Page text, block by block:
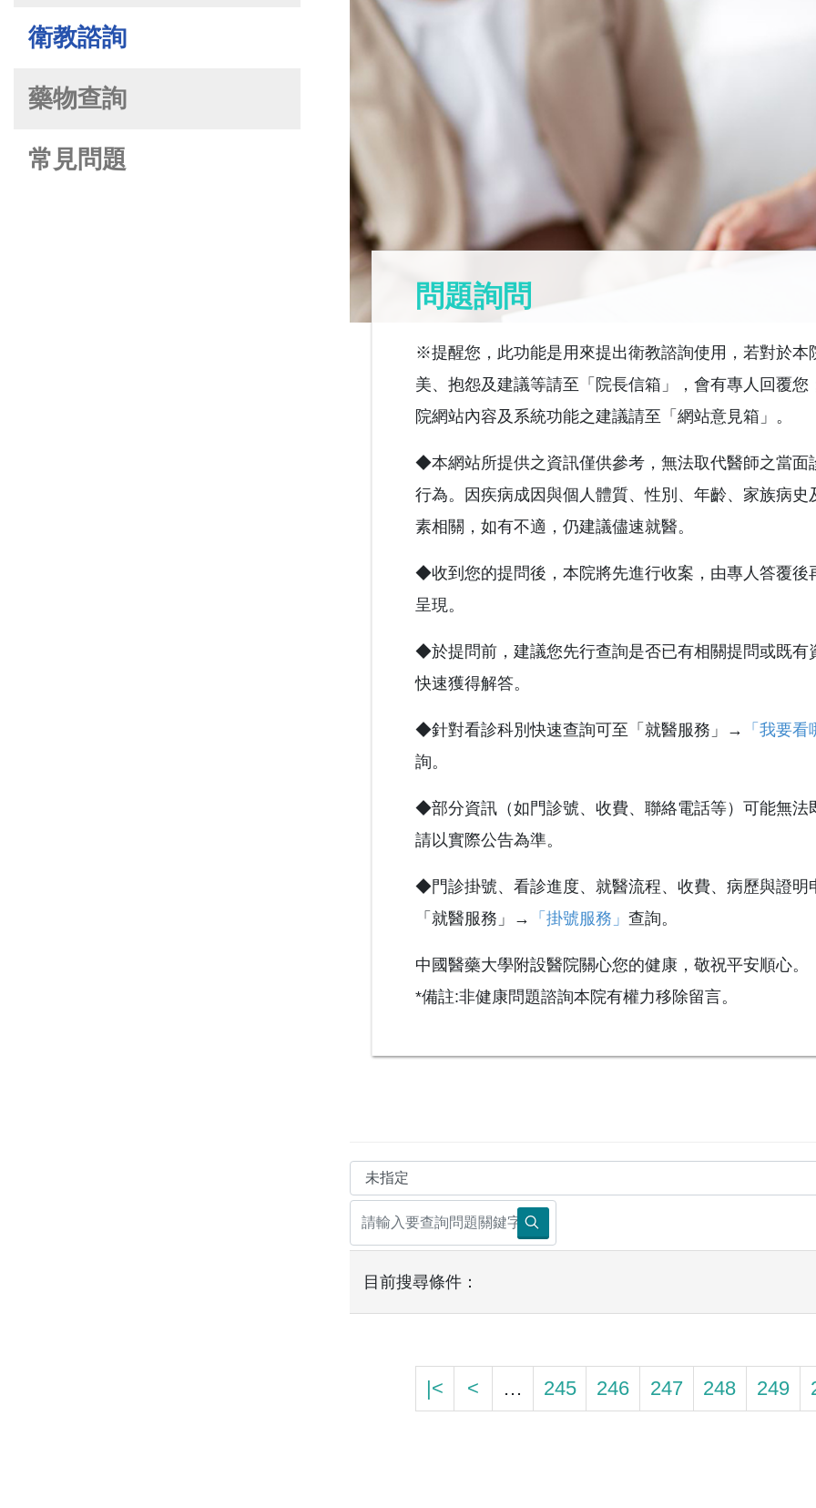
衛教諮詢
藥物查詢
常見問題
問題詢問
※提醒您，此功能是用來提出衛教諮詢使用，若對於本
美、抱怨及建議等請至「院長信箱」，會有專人回覆您
院網站內容及系統功能之建議請至「網站意見箱」。
◆本網站所提供之資訊僅供參考，無法取代醫師之當面
行為。因疾病成因與個人體質、性別、年齡、家族病史
素相關，如有不適，仍建議儘速就醫。
◆收到您的提問後，本院將先進行收案，由專人答覆後
呈現。
◆於提問前，建議您先行查詢是否已有相關提問或既有
快速獲得解答。
◆針對看診科別快速查詢可至「就醫服務」→ 「我要看
詢。
◆部分資訊（如門診號、收費、聯絡電話等）可能無法
請以實際公告為準。
◆門診掛號、看診進度、就醫流程、收費、病歷與證明
「就醫服務」→
「掛號服務」 查詢。
中國醫藥大學附設醫院關心您的健康，敬祝平安順心。
*備註:非健康問題諮詢本院有權力移除留言。
目前搜尋條件：
|< < … 245 246 247 248 249